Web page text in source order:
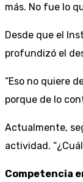
más. No fue lo
Desde que el
profundizó el
“Eso no quiere
porque de lo
Actualmente,
actividad.
Competencia